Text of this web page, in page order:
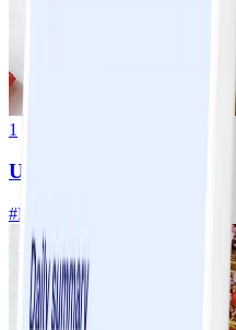
1
Ugnsrostad potatis
#Lätt